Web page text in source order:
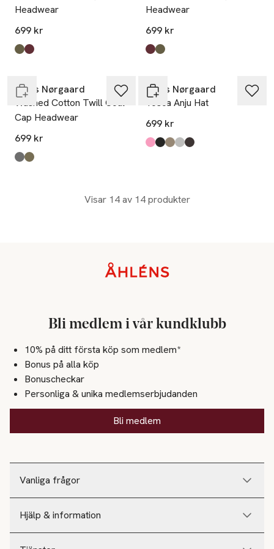
Headwear
699 kr
Produkten finns i färgerna:
Tarmac
Winetasting
Headwear
699 kr
Produkten finns i färgerna:
Winetasting
Tarmac
Nyhet
Mads Nørgaard
Washed Cotton Twill Coal
Cap Headwear
699 kr
Produkten finns i färgerna:
Black
Tarmac
Mads Nørgaard
Tosca Anju Hat
699 kr
Produkten finns i färgerna:
Fuchsia Pink
Black,
Roasted Cashew
Light Grey Melange
Demitasse,
Visar 14 av 14 produkter
Vanliga frågor
Hjälp & information
Bli medlem i vår kundklubb
10% på ditt första köp som medlem*
Bonus på alla köp
Bonuscheckar
Personliga & unika medlemserbjudanden
Bli medlem